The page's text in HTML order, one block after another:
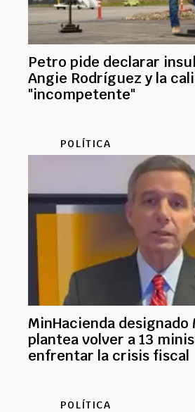
Petro pide declarar
Angie Rodríguez y la
"incompetente"
POLÍTICA
MinHacienda designado
plantea volver a 13
enfrentar la crisis fiscal
POLÍTICA